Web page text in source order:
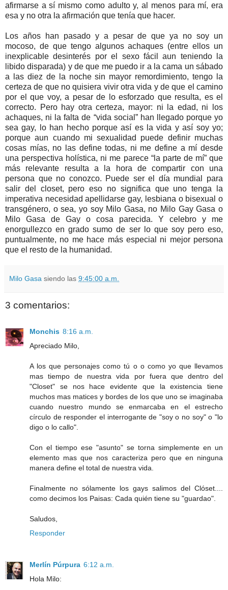
afirmarse a sí mismo como adulto y, al menos para mí, era
esa y no otra la afirmación que tenía que hacer.
Los años han pasado y a pesar de que ya no soy un
mocoso, de que tengo algunos achaques (entre ellos un
inexplicable desinterés por el sexo fácil aun teniendo la
libido disparada) y de que me puedo ir a la cama un sábado
a las diez de la noche sin mayor remordimiento, tengo la
certeza de que no quisiera vivir otra vida y de que el camino
por el que voy, a pesar de lo esforzado que resulta, es el
correcto. Pero hay otra certeza, mayor: ni la edad, ni los
achaques, ni la falta de “vida social” han llegado porque yo
sea gay, lo han hecho porque así es la vida y así soy yo;
porque aun cuando mi sexualidad puede definir muchas
cosas mías, no las define todas, ni me define a mí desde
una perspectiva holística, ni me parece “la parte de mí” que
más relevante resulta a la hora de compartir con una
persona que no conozco. Puede ser el día mundial para
salir del closet, pero eso no significa que uno tenga la
imperativa necesidad apellidarse gay, lesbiana o bisexual o
transgénero, o sea, yo soy Milo Gasa, no Milo Gay Gasa o
Milo Gasa de Gay o cosa parecida. Y celebro y me
enorgullezco en grado sumo de ser lo que soy pero eso,
puntualmente, no me hace más especial ni mejor persona
que el resto de la humanidad.
Milo Gasa siendo las 9:45:00 a.m.
3 comentarios:
Monchis 8:16 a.m.
Apreciado Milo,
A los que personajes como tú o o como yo que llevamos
mas tiempo de nuestra vida por fuera que dentro del
"Closet" se nos hace evidente que la existencia tiene
muchos mas matices y bordes de los que uno se imaginaba
cuando nuestro mundo se enmarcaba en el estrecho
círculo de responder el interrogante de "soy o no soy" o "lo
digo o lo callo".
Con el tiempo ese "asunto" se torna simplemente en un
elemento mas que nos caracteriza pero que en ninguna
manera define el total de nuestra vida.
Finalmente no sólamente los gays salimos del Clóset....
como decimos los Paisas: Cada quién tiene su "guardao".
Saludos,
Responder
Merlín Púrpura 6:12 a.m.
Hola Milo: